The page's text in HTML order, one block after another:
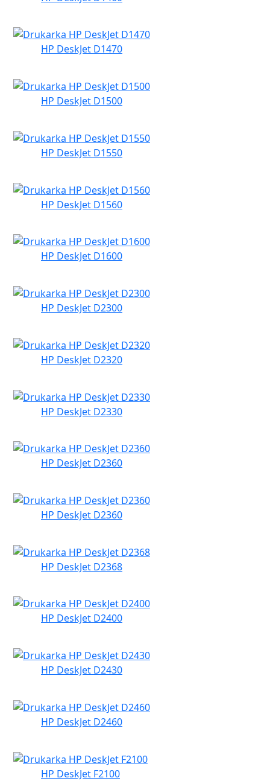
HP DeskJet D1470
HP DeskJet D1500
HP DeskJet D1550
HP DeskJet D1560
HP DeskJet D1600
HP DeskJet D2300
HP DeskJet D2320
HP DeskJet D2330
HP DeskJet D2360
HP DeskJet D2360
HP DeskJet D2368
HP DeskJet D2400
HP DeskJet D2430
HP DeskJet D2460
HP DeskJet F2100